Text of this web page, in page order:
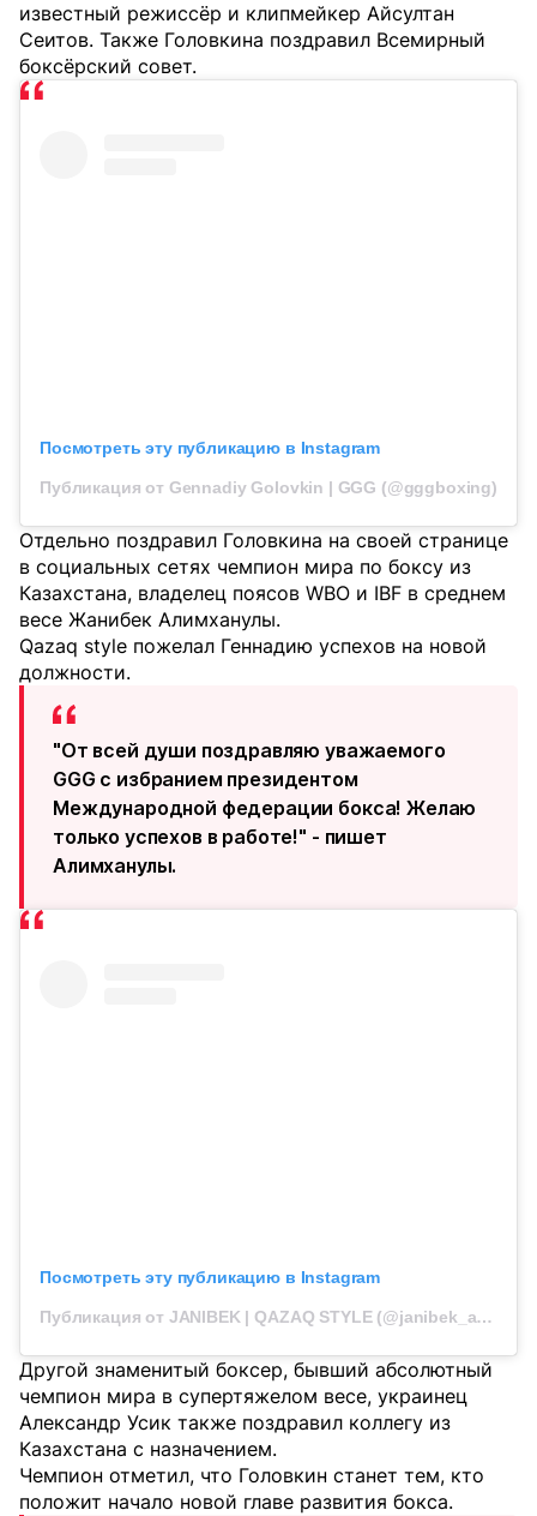
известный режиссёр и клипмейкер Айсултан
Сеитов. Также Головкина поздравил Всемирный
боксёрский совет.
Посмотреть эту публикацию в Instagram
Публикация от Gennadiy Golovkin | GGG (@gggboxing)
Отдельно поздравил Головкина на своей странице
в социальных сетях чемпион мира по боксу из
Казахстана, владелец поясов WBO и IBF в среднем
весе Жанибек Алимханулы.
Qazaq style пожелал Геннадию успехов на новой
должности.
"От всей души поздравляю уважаемого
GGG с избранием президентом
Международной федерации бокса! Желаю
только успехов в работе!" - пишет
Алимханулы.
Посмотреть эту публикацию в Instagram
Публикация от JANIBEK | QAZAQ STYLE (@janibek_alimkhanuly)
Другой знаменитый боксер, бывший абсолютный
чемпион мира в супертяжелом весе, украинец
Александр Усик также поздравил коллегу из
Казахстана с назначением.
Чемпион отметил, что Головкин станет тем, кто
положит начало новой главе развития бокса.